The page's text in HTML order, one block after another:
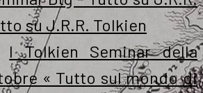
su J.R.R. Tolkien
I Tolkien Seminar della
« Tutto sul mondo di